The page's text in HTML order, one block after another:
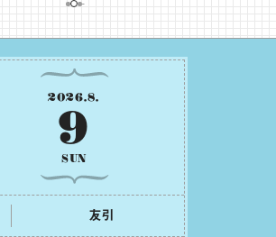
2026.8.
9
SUN
友引